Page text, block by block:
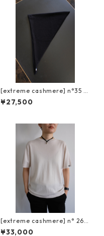
[extreme cashmere] n°35 b
andana / raven
¥27,500
[extreme cashmere] n° 268
cuba / chalk
¥33,000